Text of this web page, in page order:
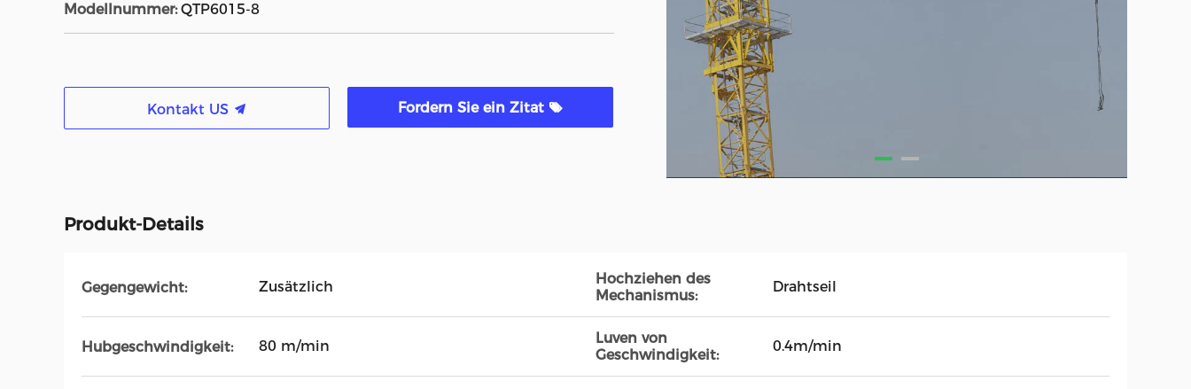
Modellnummer: QTP6015-8
Kontakt US Fordern Sie ein Zitat
Produkt-Details
Gegengewicht: Zusätzlich
Hochziehen des
Mechanismus:
Drahtseil
Hubgeschwindigkeit: 80 m/min
Luven von
Geschwindigkeit:
0.4m/min